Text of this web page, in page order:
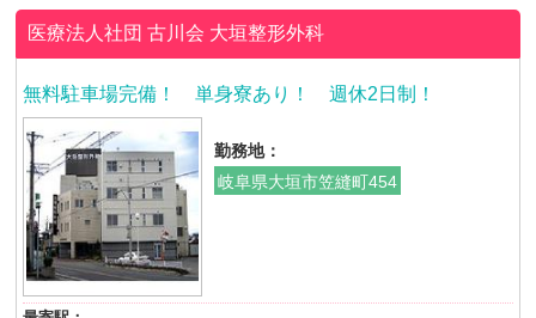
医療法人社団 古川会 大垣整形外科
無料駐車場完備！ 単身寮あり！ 週休2日制！
勤務地：
岐阜県大垣市笠縫町454